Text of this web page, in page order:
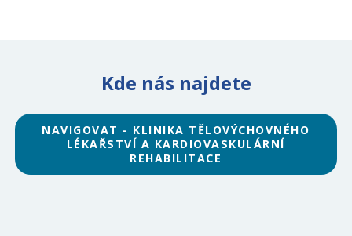
Kde nás najdete
NAVIGOVAT - KLINIKA TĚLOVÝCHOVNÉHO
LÉKAŘSTVÍ A KARDIOVASKULÁRNÍ
REHABILITACE